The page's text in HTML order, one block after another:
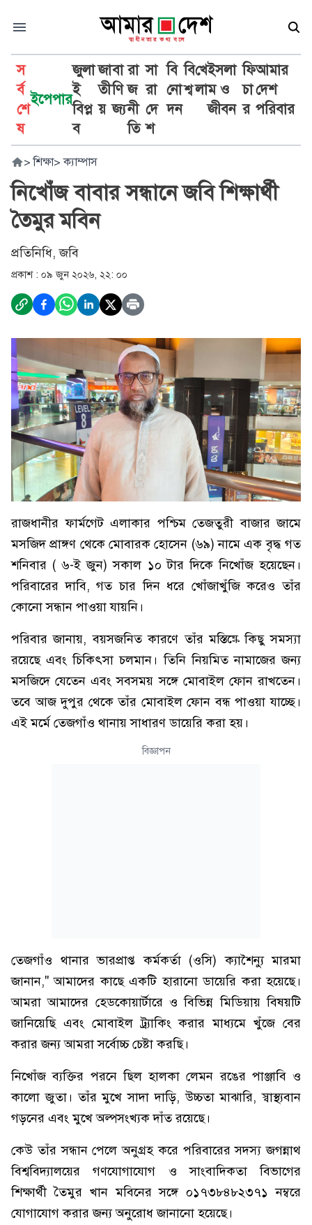
স
র্ব
শে
ষ
ইপেপার
জুলা
ই
বিপ্ল
ব
জা
তী
য়
বা
ণি
জ্য
রা
জ
নী
তি
সা
রা
দে
শ
বি
নো
দন
বি
শ্ব
খে
লা
ইসলা
ম ও
জীবন
ফি
চা
র
আমার
দেশ
পরিবার
> শিক্ষা> ক্যাম্পাস
নিখোঁজ বাবার সন্ধানে জবি শিক্ষার্থী
তৈমুর মবিন
প্রতিনিধি, জবি
প্রকাশ : ০৯ জুন ২০২৬, ২২: ০০
রাজধানীর ফার্মগেট এলাকার পশ্চিম তেজতুরী বাজার জামে
মসজিদ প্রাঙ্গণ থেকে মোবারক হোসেন (৬৯) নামে এক বৃদ্ধ গত
শনিবার ( ৬-ই জুন) সকাল ১০ টার দিকে নিখোঁজ হয়েছেন।
পরিবারের দাবি, গত চার দিন ধরে খোঁজাখুঁজি করেও তাঁর
কোনো সন্ধান পাওয়া যায়নি।
পরিবার জানায়, বয়সজনিত কারণে তাঁর মস্তিষ্কে কিছু সমস্যা
রয়েছে এবং চিকিৎসা চলমান। তিনি নিয়মিত নামাজের জন্য
মসজিদে যেতেন এবং সবসময় সঙ্গে মোবাইল ফোন রাখতেন।
তবে আজ দুপুর থেকে তাঁর মোবাইল ফোন বন্ধ পাওয়া যাচ্ছে।
এই মর্মে তেজগাঁও থানায় সাধারণ ডায়েরি করা হয়।
বিজ্ঞাপন
তেজগাঁও থানার ভারপ্রাপ্ত কর্মকর্তা (ওসি) ক্যাশৈন্যু মারমা
জানান," আমাদের কাছে একটি হারানো ডায়েরি করা হয়েছে।
আমরা আমাদের হেডকোয়ার্টারে ও বিভিন্ন মিডিয়ায় বিষয়টি
জানিয়েছি এবং মোবাইল ট্র্যাকিং করার মাধ্যমে খুঁজে বের
করার জন্য আমরা সর্বোচ্চ চেষ্টা করছি।
নিখোঁজ ব্যক্তির পরনে ছিল হালকা লেমন রঙের পাঞ্জাবি ও
কালো জুতা। তাঁর মুখে সাদা দাড়ি, উচ্চতা মাঝারি, স্বাস্থ্যবান
গড়নের এবং মুখে অল্পসংখ্যক দাঁত রয়েছে।
কেউ তাঁর সন্ধান পেলে অনুগ্রহ করে পরিবারের সদস্য জগন্নাথ
বিশ্ববিদ্যালয়ের গণযোগাযোগ ও সাংবাদিকতা বিভাগের
শিক্ষার্থী তৈমুর খান মবিনের সঙ্গে ০১৭৩৮৪৮২৩৭১ নম্বরে
যোগাযোগ করার জন্য অনুরোধ জানানো হয়েছে।